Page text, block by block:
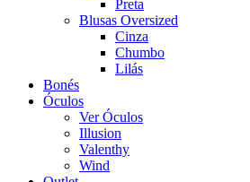
Preta
Blusas Oversized
Cinza
Chumbo
Lilás
Bonés
Óculos
Ver Óculos
Illusion
Valenthy
Wind